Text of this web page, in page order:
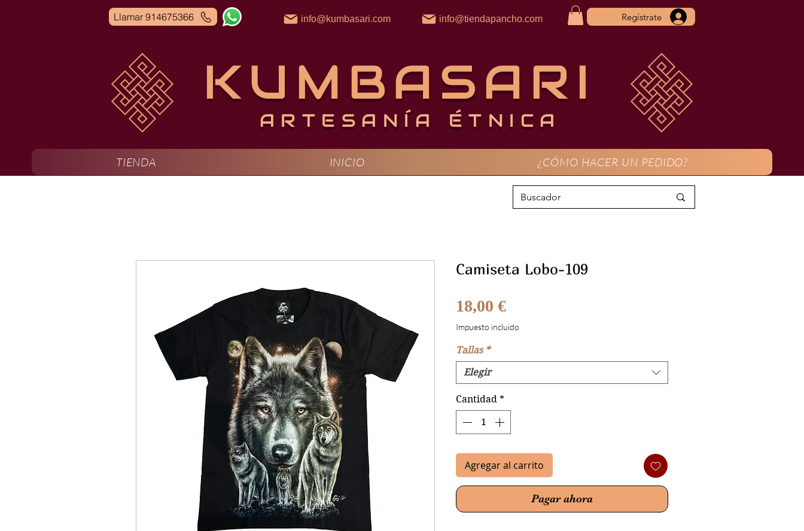
Llamar 914675366 info@kumbasari.com info@tiendapancho.com Regístrate
KUMBASARI
TIENDA INICIO ¿CÓMO HACER UN PEDIDO?
ARTESANÍA ÉTNICA
Camiseta Lobo-109
18,00 €Precio
Impuesto incluido
Tallas *
Elegir
Cantidad *
Agregar al carrito
Pagar ahora